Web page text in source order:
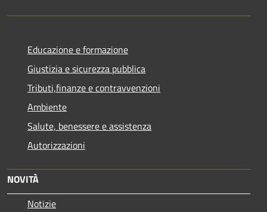
Educazione e formazione
Giustizia e sicurezza pubblica
Tributi,finanze e contravvenzioni
Ambiente
Salute, benessere e assistenza
Autorizzazioni
NOVITÀ
Notizie